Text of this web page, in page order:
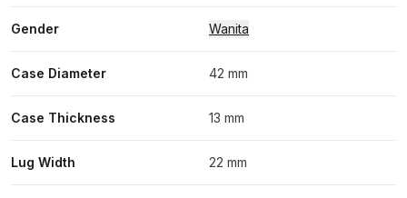
Gender Wanita
Case Diameter 42 mm
Case Thickness 13 mm
Lug Width 22 mm